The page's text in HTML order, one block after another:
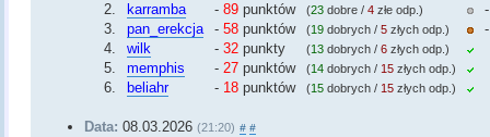
2.
karramba -89 punktów (23 dobre /4 złe odp.)
3.
pan_erekcja -58 punktów (19 dobrych /5 złych odp.)
4.
wilk -32 punkty (13 dobrych /6 złych odp.)
5. memphis -27 punktów (14 dobrych /15 złych odp.)
6. beliahr - 18 punktów (15 dobrych /15 złych odp.)
Data: 08.03.2026(21:20) # #